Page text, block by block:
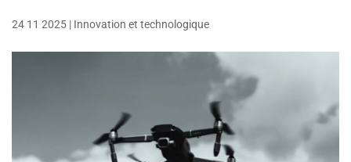
24 11 2025 | Innovation et technologique